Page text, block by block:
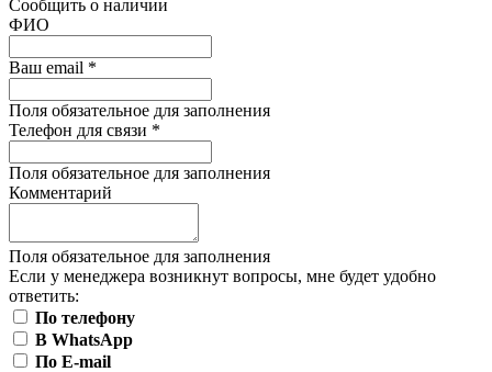
Сообщить о наличии
ФИО
Ваш email *
Поля обязательное для заполнения
Телефон для связи *
Поля обязательное для заполнения
Комментарий
Поля обязательное для заполнения
Если у менеджера возникнут вопросы, мне будет удобно
ответить:
По телефону
В WhatsApp
По E-mail